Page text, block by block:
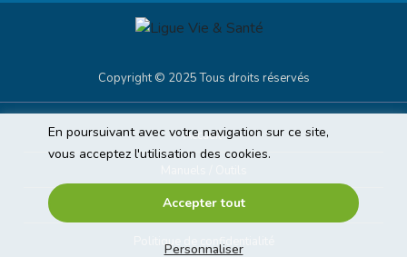
En poursuivant avec votre navigation sur ce site,
vous acceptez l'utilisation des cookies.
Personnaliser
Accepter tout
Copyright © 2025 Tous droits réservés
Accueil
Mentions légales
Politique de confidentialité